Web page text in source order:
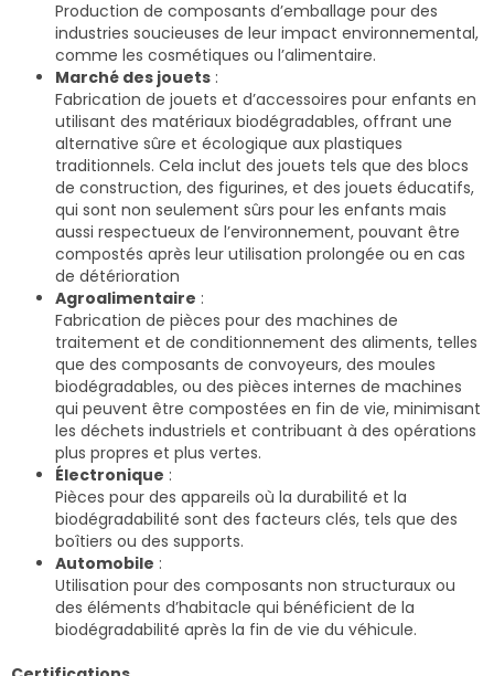
Production de composants d’emballage pour des
industries soucieuses de leur impact environnemental,
comme les cosmétiques ou l’alimentaire.
Marché des jouets :
Fabrication de jouets et d’accessoires pour enfants en
utilisant des matériaux biodégradables, offrant une
alternative sûre et écologique aux plastiques
traditionnels. Cela inclut des jouets tels que des blocs
de construction, des figurines, et des jouets éducatifs,
qui sont non seulement sûrs pour les enfants mais
aussi respectueux de l’environnement, pouvant être
compostés après leur utilisation prolongée ou en cas
de détérioration
Agroalimentaire :
Fabrication de pièces pour des machines de
traitement et de conditionnement des aliments, telles
que des composants de convoyeurs, des moules
biodégradables, ou des pièces internes de machines
qui peuvent être compostées en fin de vie, minimisant
les déchets industriels et contribuant à des opérations
plus propres et plus vertes.
Électronique :
Pièces pour des appareils où la durabilité et la
biodégradabilité sont des facteurs clés, tels que des
boîtiers ou des supports.
Automobile :
Utilisation pour des composants non structuraux ou
des éléments d’habitacle qui bénéficient de la
biodégradabilité après la fin de vie du véhicule.